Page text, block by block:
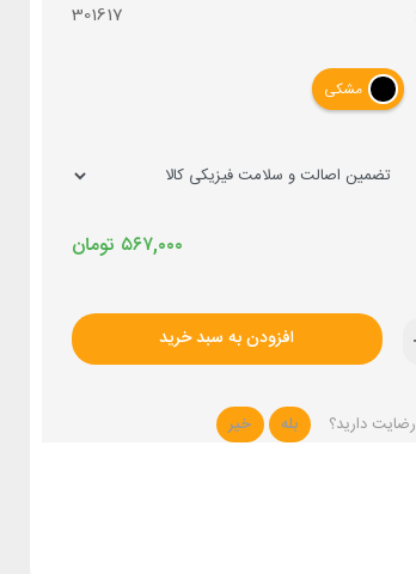
301617
مشکی
تومان ۵۶۷,۰۰۰
افزودن به سبد خرید
دارید؟ بله خیر